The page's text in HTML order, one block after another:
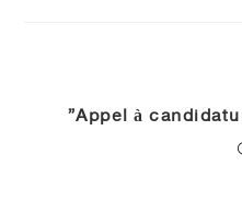
Appel à